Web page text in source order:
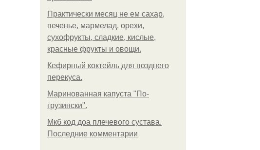
Практически месяц не ем сахар,
печенье, мармелад, орехи,
сухофрукты, сладкие, кислые,
красные фрукты и овощи.
Кефирный коктейль для позднего
перекуса.
Маринованная капуста "По-
грузински".
Мкб код доа плечевого сустава.
Последние комментарии